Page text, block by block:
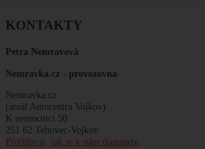
KONTAKTY
Petra Nemravová
Nemravka.cz - provozovna
Nemravka.cz
(areál Autocentra Vojkov)
K nemocnici 50
251 62 Tehovec-Vojkov
Přečtěte si, jak se k nám dostanete